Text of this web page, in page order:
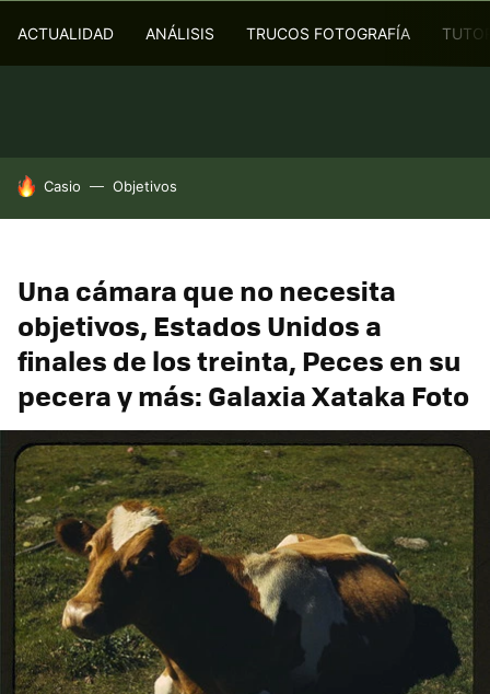
ACTUALIDAD ANÁLISIS TRUCOS FOTOGRAFÍA
HOY SE HABLA DE
Casio Objetivos
Una cámara que no necesita
objetivos, Estados Unidos a
finales de los treinta, Peces en su
pecera y más: Galaxia Xataka Foto